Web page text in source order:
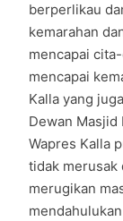
berperlikau
kemarahan
mencapai
mencapai
Kalla yang
Dewan Masjid
Wapres Kalla
tidak merusak
merugikan